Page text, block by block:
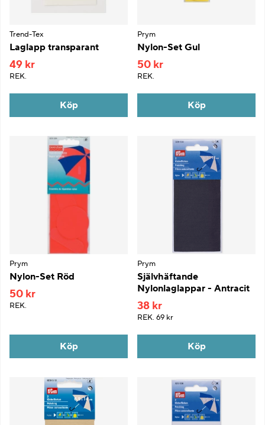
Trend-Tex
Laglapp transparant
49 kr
REK.
Köp
Prym
Nylon-Set Gul
50 kr
REK.
Köp
Prym
Nylon-Set Röd
50 kr
REK.
Köp
Prym
Självhäftande
Nylonlaglappar - Antracit
38 kr
REK. 69 kr
Köp